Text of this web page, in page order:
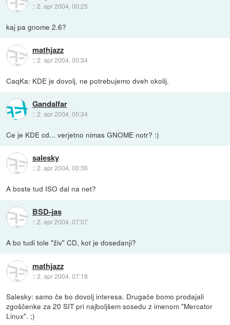
::2. apr 2004, 00:25
kaj pa gnome 2.6?
mathjazz
::2. apr 2004, 00:34
CaqKa: KDE je dovolj, ne potrebujemo dveh okolij.
Gandalfar
::2. apr 2004, 00:34
Ce je KDE cd... verjetno nimas GNOME notr? :)
salesky
::2. apr 2004, 00:36
A boste tud ISO dal na net?
BSD-jas
::2. apr 2004, 07:07
A bo tudi tole "živ" CD, kot je dosedanji?
mathjazz
::2. apr 2004, 07:18
Salesky: samo če bo dovolj interesa. Drugače bomo prodajali
zgoščenke za 20 SIT pri najboljšem sosedu z imenom "Mercator
Linux". ;)